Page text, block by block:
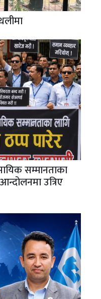
सम्मानताका
उत्रिए